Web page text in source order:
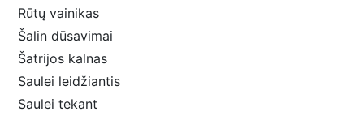
Rūtų vainikas
Šalin dūsavimai
Šatrijos kalnas
Saulei leidžiantis
Saulei tekant